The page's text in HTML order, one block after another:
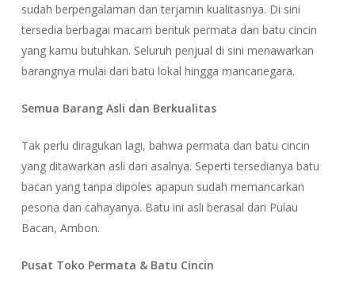
sudah berpengalaman dan terjamin kualitasnya. Di sini
tersedia berbagai macam bentuk permata dan batu cincin
yang kamu butuhkan. Seluruh penjual di sini menawarkan
barangnya mulai dari batu lokal hingga mancanegara.
Semua Barang Asli dan Berkualitas
Tak perlu diragukan lagi, bahwa permata dan batu cincin
yang ditawarkan asli dari asalnya. Seperti tersedianya batu
bacan yang tanpa dipoles apapun sudah memancarkan
pesona dan cahayanya. Batu ini asli berasal dari Pulau
Bacan, Ambon.
Pusat Toko Permata & Batu Cincin